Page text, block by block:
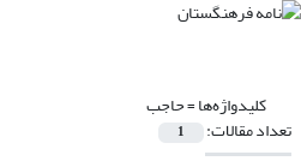
کلیدواژه‌ها =حاجب
تعداد مقالات: 1